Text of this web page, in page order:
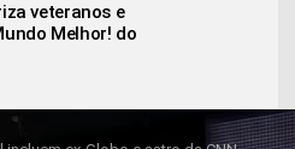
veteranos e
Melhor! do